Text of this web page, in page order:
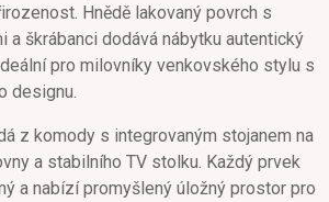
Hnědě lakovaný povrch s
a škrábanci dodává nábytku autentický
pro milovníky venkovského stylu s
designu.
z komody s integrovaným stojanem na
a stabilního TV stolku. Každý prvek
a nabízí promyšlený úložný prostor pro